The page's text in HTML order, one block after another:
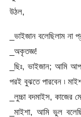
উঠল,
_ভাইজান বলেছিলাম না
_অকৃতজ্ঞ!
_ছিঃ, ভাইজান; আমি
পরই বুঝতে পারবেন ৷
_লুচ্চা বদমাইস, কাজের
_মাইশা, আমি ভুল